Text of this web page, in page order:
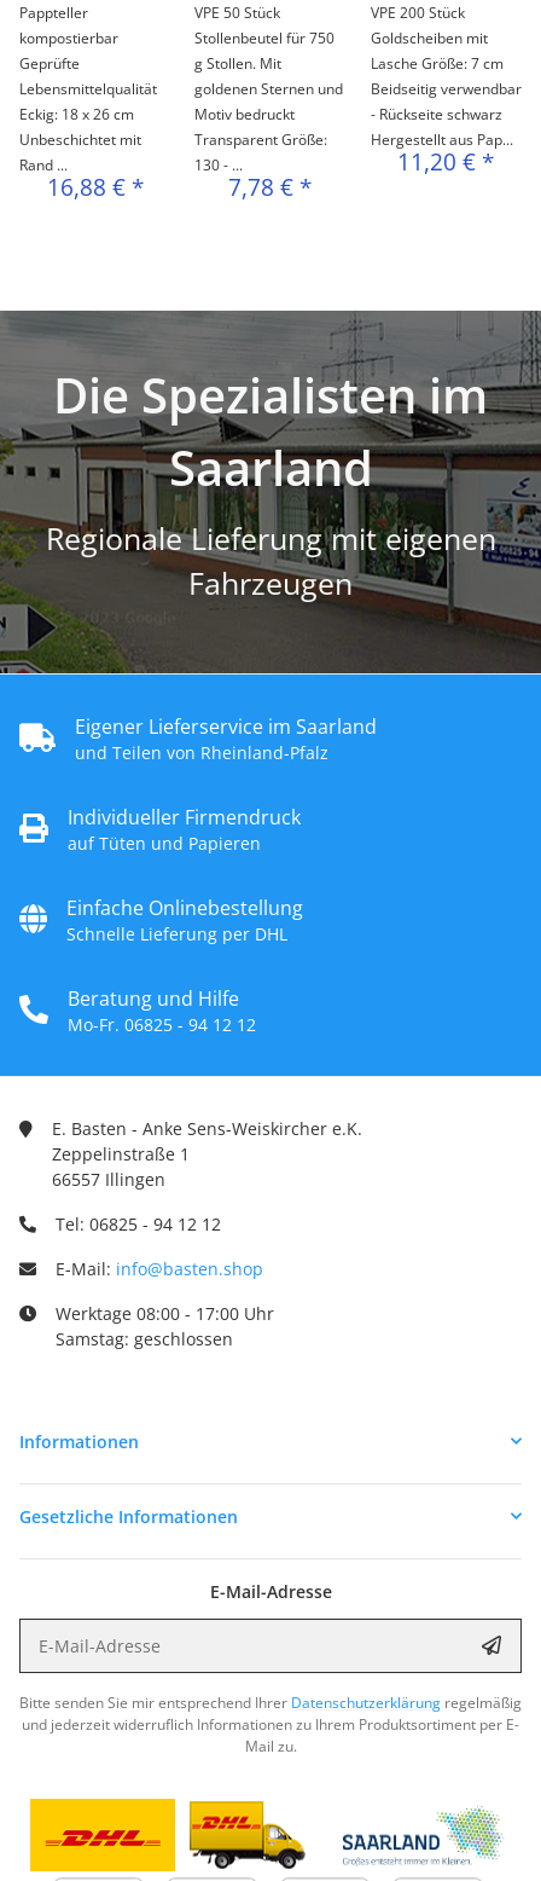
Pappteller
kompostierbar
Geprüfte
Lebensmittelqualität
Eckig: 18 x 26 cm
Unbeschichtet mit
Rand ...
16,88 € *
VPE 50 Stück
Stollenbeutel für 750
g Stollen. Mit
goldenen Sternen und
Motiv bedruckt
Transparent Größe:
130 - ...
7,78 € *
VPE 200 Stück
Goldscheiben mit
Lasche Größe: 7 cm
Beidseitig verwendbar
- Rückseite schwarz
Hergestellt aus Pap...
11,20 € *
Die Spezialisten im
Saarland
Regionale Lieferung mit eigenen
Fahrzeugen
Eigener Lieferservice im Saarland
und Teilen von Rheinland-Pfalz
Individueller Firmendruck
auf Tüten und Papieren
Einfache Onlinebestellung
Schnelle Lieferung per DHL
Beratung und Hilfe
Mo-Fr. 06825 - 94 12 12
E. Basten - Anke Sens-Weiskircher e.K.
Zeppelinstraße 1
66557 Illingen
Tel: 06825 - 94 12 12
E-Mail: info@basten.shop
Werktage 08:00 - 17:00 Uhr
Samstag: geschlossen
Informationen
Gesetzliche Informationen
E-Mail-Adresse
Bitte senden Sie mir entsprechend Ihrer Datenschutzerklärung regelmäßig
und jederzeit widerruflich Informationen zu Ihrem Produktsortiment per E-
Mail zu.